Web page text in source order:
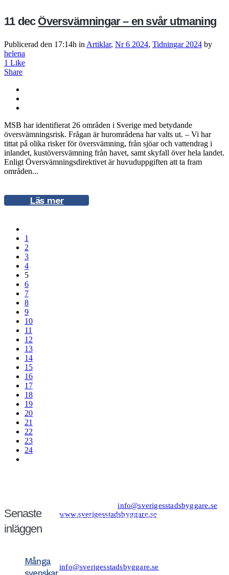
11 dec Översvämningar – en svår utmaning
Publicerad den 17:14h in Artiklar, Nr 6 2024, Tidningar 2024 by
helena
1 Like
Share
MSB har identifierat 26 områden i Sverige med betydande
översvämningsrisk. Frågan är hurområdena har valts ut. – Vi har
tittat på olika risker för översvämning, från sjöar och vattendrag i
inlandet, kustöversvämning från havet, samt skyfall över hela landet.
Enligt Översvämningsdirektivet är huvuduppgiften att ta fram
områden...
Läs mer
1
2
3
4
5
6
7
8
9
10
11
12
13
14
15
16
17
18
19
20
21
22
23
24
Senaste
inläggen
Många
svenskar
Tel: 08−20 19 85info@sverigesstadsbyggare.se
www.sverigesstadsbyggare.se
Organisationsnr: 802001−8001
info@sverigesstadsbyggare.se